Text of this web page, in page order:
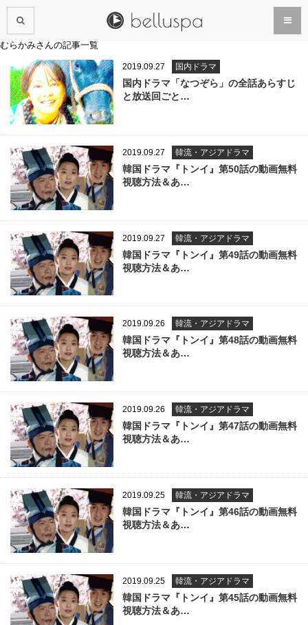
むらかみさんの記事一覧
2019.09.27 国内ドラマ
国内ドラマ「なつぞら」の全話あらすじ
と放送回ごと…
2019.09.27 韓流・アジアドラマ
韓国ドラマ『トンイ』第50話の動画無料
視聴方法＆あ…
2019.09.27 韓流・アジアドラマ
韓国ドラマ『トンイ』第49話の動画無料
視聴方法＆あ…
2019.09.26 韓流・アジアドラマ
韓国ドラマ『トンイ』第48話の動画無料
視聴方法＆あ…
2019.09.26 韓流・アジアドラマ
韓国ドラマ『トンイ』第47話の動画無料
視聴方法＆あ…
2019.09.25 韓流・アジアドラマ
韓国ドラマ『トンイ』第46話の動画無料
視聴方法＆あ…
2019.09.25 韓流・アジアドラマ
韓国ドラマ『トンイ』第45話の動画無料
視聴方法＆あ…